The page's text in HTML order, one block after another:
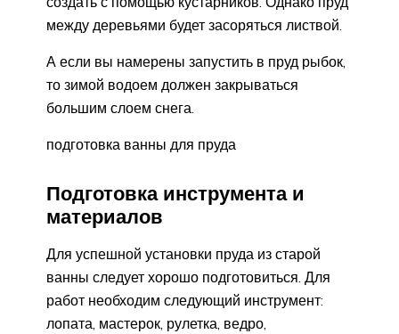
между деревьями будет засоряться листвой.
А если вы намерены запустить в пруд рыбок,
то зимой водоем должен закрываться
большим слоем снега.
подготовка ванны для пруда
Подготовка инструмента и
материалов
Для успешной установки пруда из старой
ванны следует хорошо подготовиться. Для
работ необходим следующий инструмент:
лопата, мастерок, рулетка, ведро,